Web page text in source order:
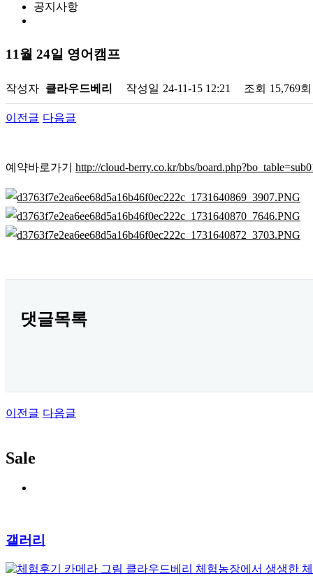
공지사항
11월 24일 영어캠프
작성자 클라우드베리 작성일 24-11-15 12:21 조회 15,769회
이전글 다음글
예약바로가기 http://cloud-berry.co.kr/bbs/
댓글목록
이전글 다음글
Sale
갤러리
클라우드베리 체험농장에서 생생한